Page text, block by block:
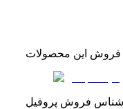
فروش این محصولات
فروش پروفیل